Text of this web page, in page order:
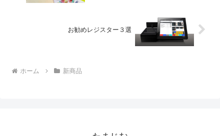
お勧めレジスター３選
ホーム 新商品